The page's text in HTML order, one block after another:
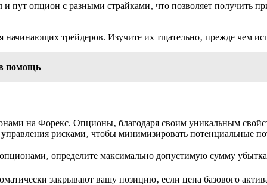
и пут опцион с разными страйками‚ что позволяет получить
трейдеров. Изучите их тщательно‚ прежде чем
помощь
на Форекс. Опционы‚ благодаря своим уникальным
рисками‚ чтобы минимизировать потенциальные
определите максимально допустимую сумму
закрывают вашу позицию‚ если цена базового